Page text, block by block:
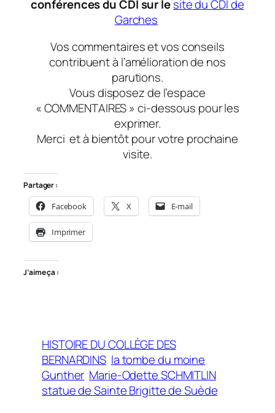
conférences du CDI sur lesite du CDI de
Garches
Vos commentaires et vos conseils
contribuent à l’amélioration de nos
parutions.
Vous disposez de l’espace
« COMMENTAIRES » ci-dessous pour les
exprimer.
Merci et à bientôtpour votre prochaine
visite.
Partager :
Facebook X E-mail
Imprimer
J’aime ça :
HISTOIRE DU COLLÈGE DES
BERNARDINS la tombe du moine
Gunther Marie-Odette SCHMITLIN
statue de Sainte Brigitte de Suède